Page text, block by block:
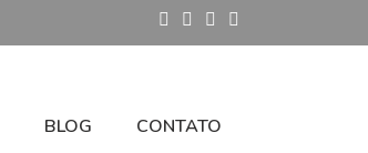
BLOG CONTATO